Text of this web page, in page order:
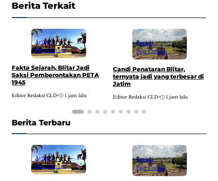
Berita Terkait
Artikel
Pop Culture
Fakta Sejarah, Blitar Jadi
Saksi Pemberontakan PETA
1945
Editor Redaksi CLD• 1 jam lalu
Artikel
Pop Culture
Candi Penataran Blitar,
ternyata jadi yang terbesar di
Jatim
Editor Redaksi CLD• 1 jam lalu
Berita Terbaru
Artikel
Pop Culture
Artikel
Pop Culture